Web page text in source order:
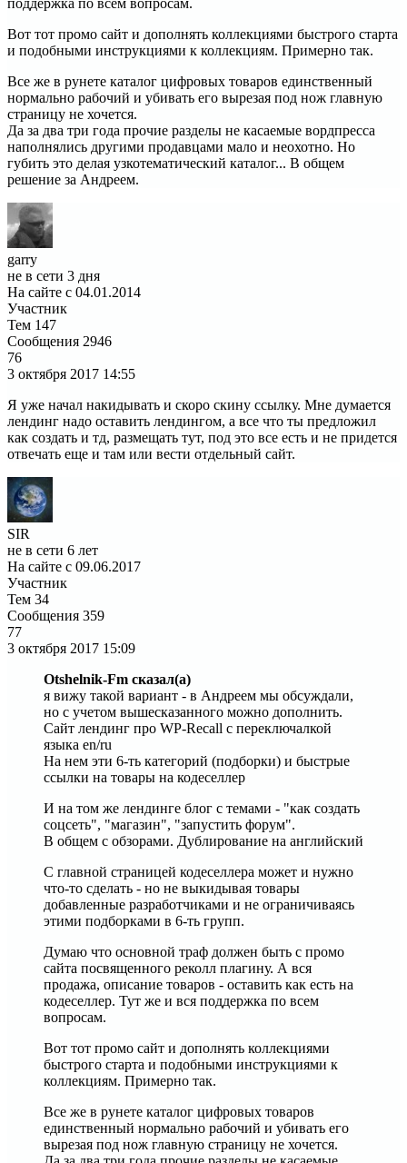
Вот тот промо сайт и дополнять коллекциями быстрого старта
и подобными инструкциями к коллекциям. Примерно так.
Все же в рунете каталог цифровых товаров единственный
нормально рабочий и убивать его вырезая под нож главную
страницу не хочется.
Да за два три года прочие разделы не касаемые вордпресса
наполнялись другими продавцами мало и неохотно. Но
губить это делая узкотематический каталог... В общем
решение за Андреем.
garry
не в сети 3 дня
На сайте с 04.01.2014
Участник
Тем 147
Сообщения 2946
76
3 октября 2017 14:55
Я уже начал накидывать и скоро скину ссылку. Мне думается
лендинг надо оставить лендингом, а все что ты предложил
как создать и тд, размещать тут, под это все есть и не придется
отвечать еще и там или вести отдельный сайт.
SIR
не в сети 6 лет
На сайте с 09.06.2017
Участник
Тем 34
Сообщения 359
77
3 октября 2017 15:09
Otshelnik-Fm сказал(а)
я вижу такой вариант - в Андреем мы обсуждали,
но с учетом вышесказанного можно дополнить.
Сайт лендинг про WP-Recall с переключалкой
языка en/ru
На нем эти 6-ть категорий (подборки) и быстрые
ссылки на товары на кодеселлер
И на том же лендинге блог с темами - "как создать
соцсеть", "магазин", "запустить форум".
В общем с обзорами. Дублирование на английский
С главной страницей кодеселлера может и нужно
что-то сделать - но не выкидывая товары
добавленные разработчиками и не ограничиваясь
этими подборками в 6-ть групп.
Думаю что основной траф должен быть с промо
сайта посвященного реколл плагину. А вся
продажа, описание товаров - оставить как есть на
кодеселлер. Тут же и вся поддержка по всем
вопросам.
Вот тот промо сайт и дополнять коллекциями
быстрого старта и подобными инструкциями к
коллекциям. Примерно так.
Все же в рунете каталог цифровых товаров
единственный нормально рабочий и убивать его
вырезая под нож главную страницу не хочется.